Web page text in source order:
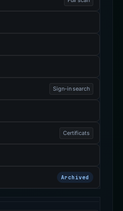
Sign-in search
Certificats
Archived